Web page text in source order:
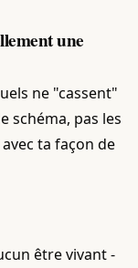
une
ne "cassent"
schéma, pas les
ta façon de
être vivant -